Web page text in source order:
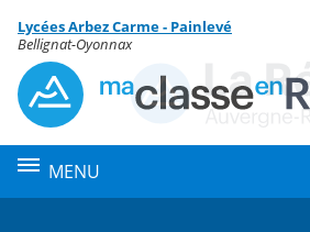
Menu de la rubrique
Contenu
Lycées Arbez Carme - Painlevé
Bellignat-Oyonnax
MENU